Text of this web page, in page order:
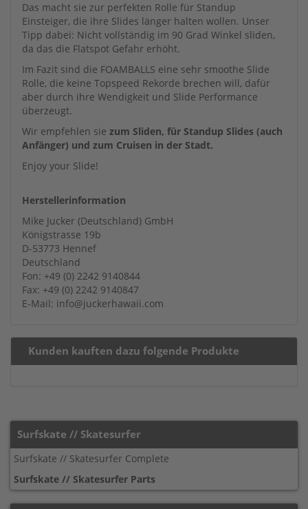
Das macht sie zur perfekten Rolle für Standup
Einsteiger, die ihre Slides länger halten wollen. Unser
Tipp dabei: Nicht vollständig im 90 Grad Winkel sliden,
da das die Flatspot Gefahr erhöht.
Im Fazit sind die FOAMBALLS eine sehr smoothe Slide
Rolle, die keine Topspeed Rekorde brechen will, dafür
aber durch ihre Wendigkeit und Slide Performance
überzeugt.
Wir empfehlen sie zum Sliden, für Standup Slides (auch
Anfänger) und zum Cruisen in der Stadt.
Enjoy your Slide!
Herstellerinformation
Mike Jucker (Deutschland) GmbH
Königstrasse 19b
D-53773 Hennef
Deutschland
Fon: +49 (0) 2242 9140844
Fax: +49 (0) 2242 9140847
E-Mail: info@juckerhawaii.com
Kunden kauften dazu folgende Produkte
Surfskate // Skatesurfer
Surfskate // Skatesurfer Complete
Surfskate // Skatesurfer Parts